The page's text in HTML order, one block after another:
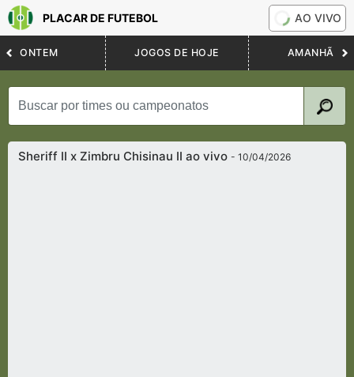
PLACAR DE FUTEBOL AO VIVO
ONTEM JOGOS DE HOJE AMANHÃ
Sheriff II x Zimbru Chisinau II ao vivo- 10/04/2026